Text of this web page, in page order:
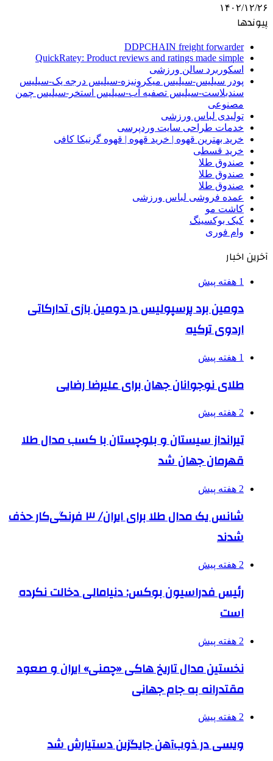
۱۴۰۲/۱۲/۲۶
پیوندها
DDPCHAIN freight forwarder
QuickRatey: Product reviews and ratings made simple
اسکوربرد سالن ورزشی
پودر سیلیس-سیلیس میکرونیزه-سیلیس درجه یک-سیلیس
سندبلاست-سیلیس تصفیه آب-سیلیس استخر-سیلیس چمن
مصنوعی
تولیدی لباس ورزشی
خدمات طراحی سایت وردپرسی
خرید بهترین قهوه | خرید قهوه | قهوه گرنیکا کافی
خرید قسطی
صندوق طلا
صندوق طلا
صندوق طلا
عمده فروشی لباس ورزشی
کاشت مو
کیک بوکسینگ
وام فوری
آخرین اخبار
1 هفته پیش
دومین برد پرسپولیس در دومین بازی تدارکاتی
اردوی ترکیه
1 هفته پیش
طلای نوجوانان جهان برای علیرضا رضایی
2 هفته پیش
تیرانداز سیستان و بلوچستان با کسب مدال طلا
قهرمان جهان شد
2 هفته پیش
شانس یک مدال طلا برای ایران/ ۳ فرنگی‌کار حذف
شدند
2 هفته پیش
رئیس فدراسیون بوکس: دنیامالی دخالت نکرده
است
2 هفته پیش
نخستین مدال تاریخ هاکی «چمنی» ایران و صعود
مقتدرانه به جام جهانی
2 هفته پیش
ویسی در ذوب‌آهن جایگزین دستیارش شد